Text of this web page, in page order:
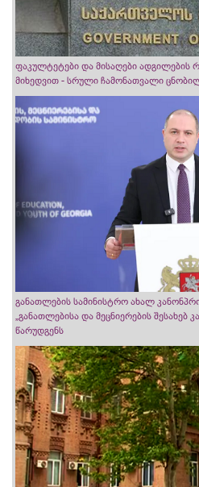
ფაკულტეტები და მისაღები ადგილების
მიხედვით - სრული ჩამონათვალი
განათლების სამინისტრო ახალ
„განათლებისა და მეცნიერების შესახებ
წარუდგენს